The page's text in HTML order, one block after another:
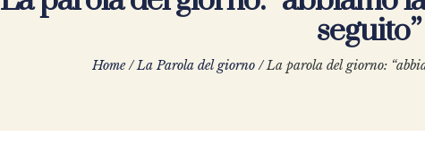
seguito”
Home /La Parola del giorno /La parola del giorno: